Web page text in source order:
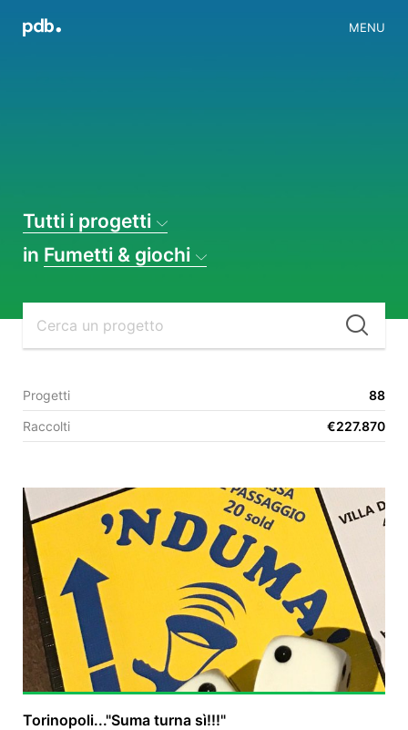
MENU
IT
ES
Tutti i progetti
in Fumetti & giochi
88
Progetti
€227.870
Raccolti
Torinopoli..."Suma turna sì!!!"